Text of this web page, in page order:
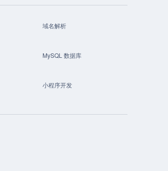
域名解析
MySQL 数据库
小程序开发